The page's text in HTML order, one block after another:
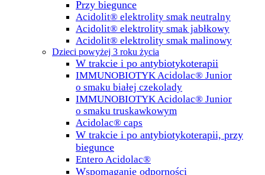
Przy biegunce
Acidolit® elektrolity smak neutralny
Acidolit® elektrolity smak jabłkowy
Acidolit® elektrolity smak malinowy
Dzieci powyżej 3 roku życia
W trakcie i po antybiotykoterapii
IMMUNOBIOTYK Acidolac® Junior
o smaku białej czekolady
IMMUNOBIOTYK Acidolac® Junior
o smaku truskawkowym
Acidolac® caps
W trakcie i po antybiotykoterapii, przy
biegunce
Entero Acidolac®
Wspomaganie odporności